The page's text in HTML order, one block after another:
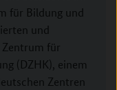
für Bildung und
und
für
(DZHK), einem
Zentren